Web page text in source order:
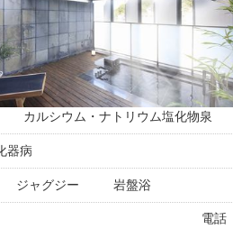
カルシウム・ナトリウム塩化物泉
器病
ジャグジー 岩盤浴
電話